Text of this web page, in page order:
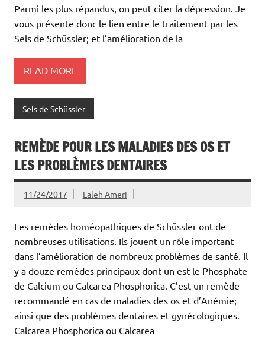
Parmi les plus répandus, on peut citer la dépression. Je
vous présente donc le lien entre le traitement par les
Sels de Schüssler; et l’amélioration de la
READ MORE
Sels de Schüssler
REMÈDE POUR LES MALADIES DES OS ET
LES PROBLÈMES DENTAIRES
11/24/2017 Laleh Ameri
Les remèdes homéopathiques de Schüssler ont de
nombreuses utilisations. Ils jouent un rôle important
dans l’amélioration de nombreux problèmes de santé. Il
y a douze remèdes principaux dont un est le Phosphate
de Calcium ou Calcarea Phosphorica. C’est un remède
recommandé en cas de maladies des os et d’Anémie;
ainsi que des problèmes dentaires et gynécologiques.
Calcarea Phosphorica ou Calcarea